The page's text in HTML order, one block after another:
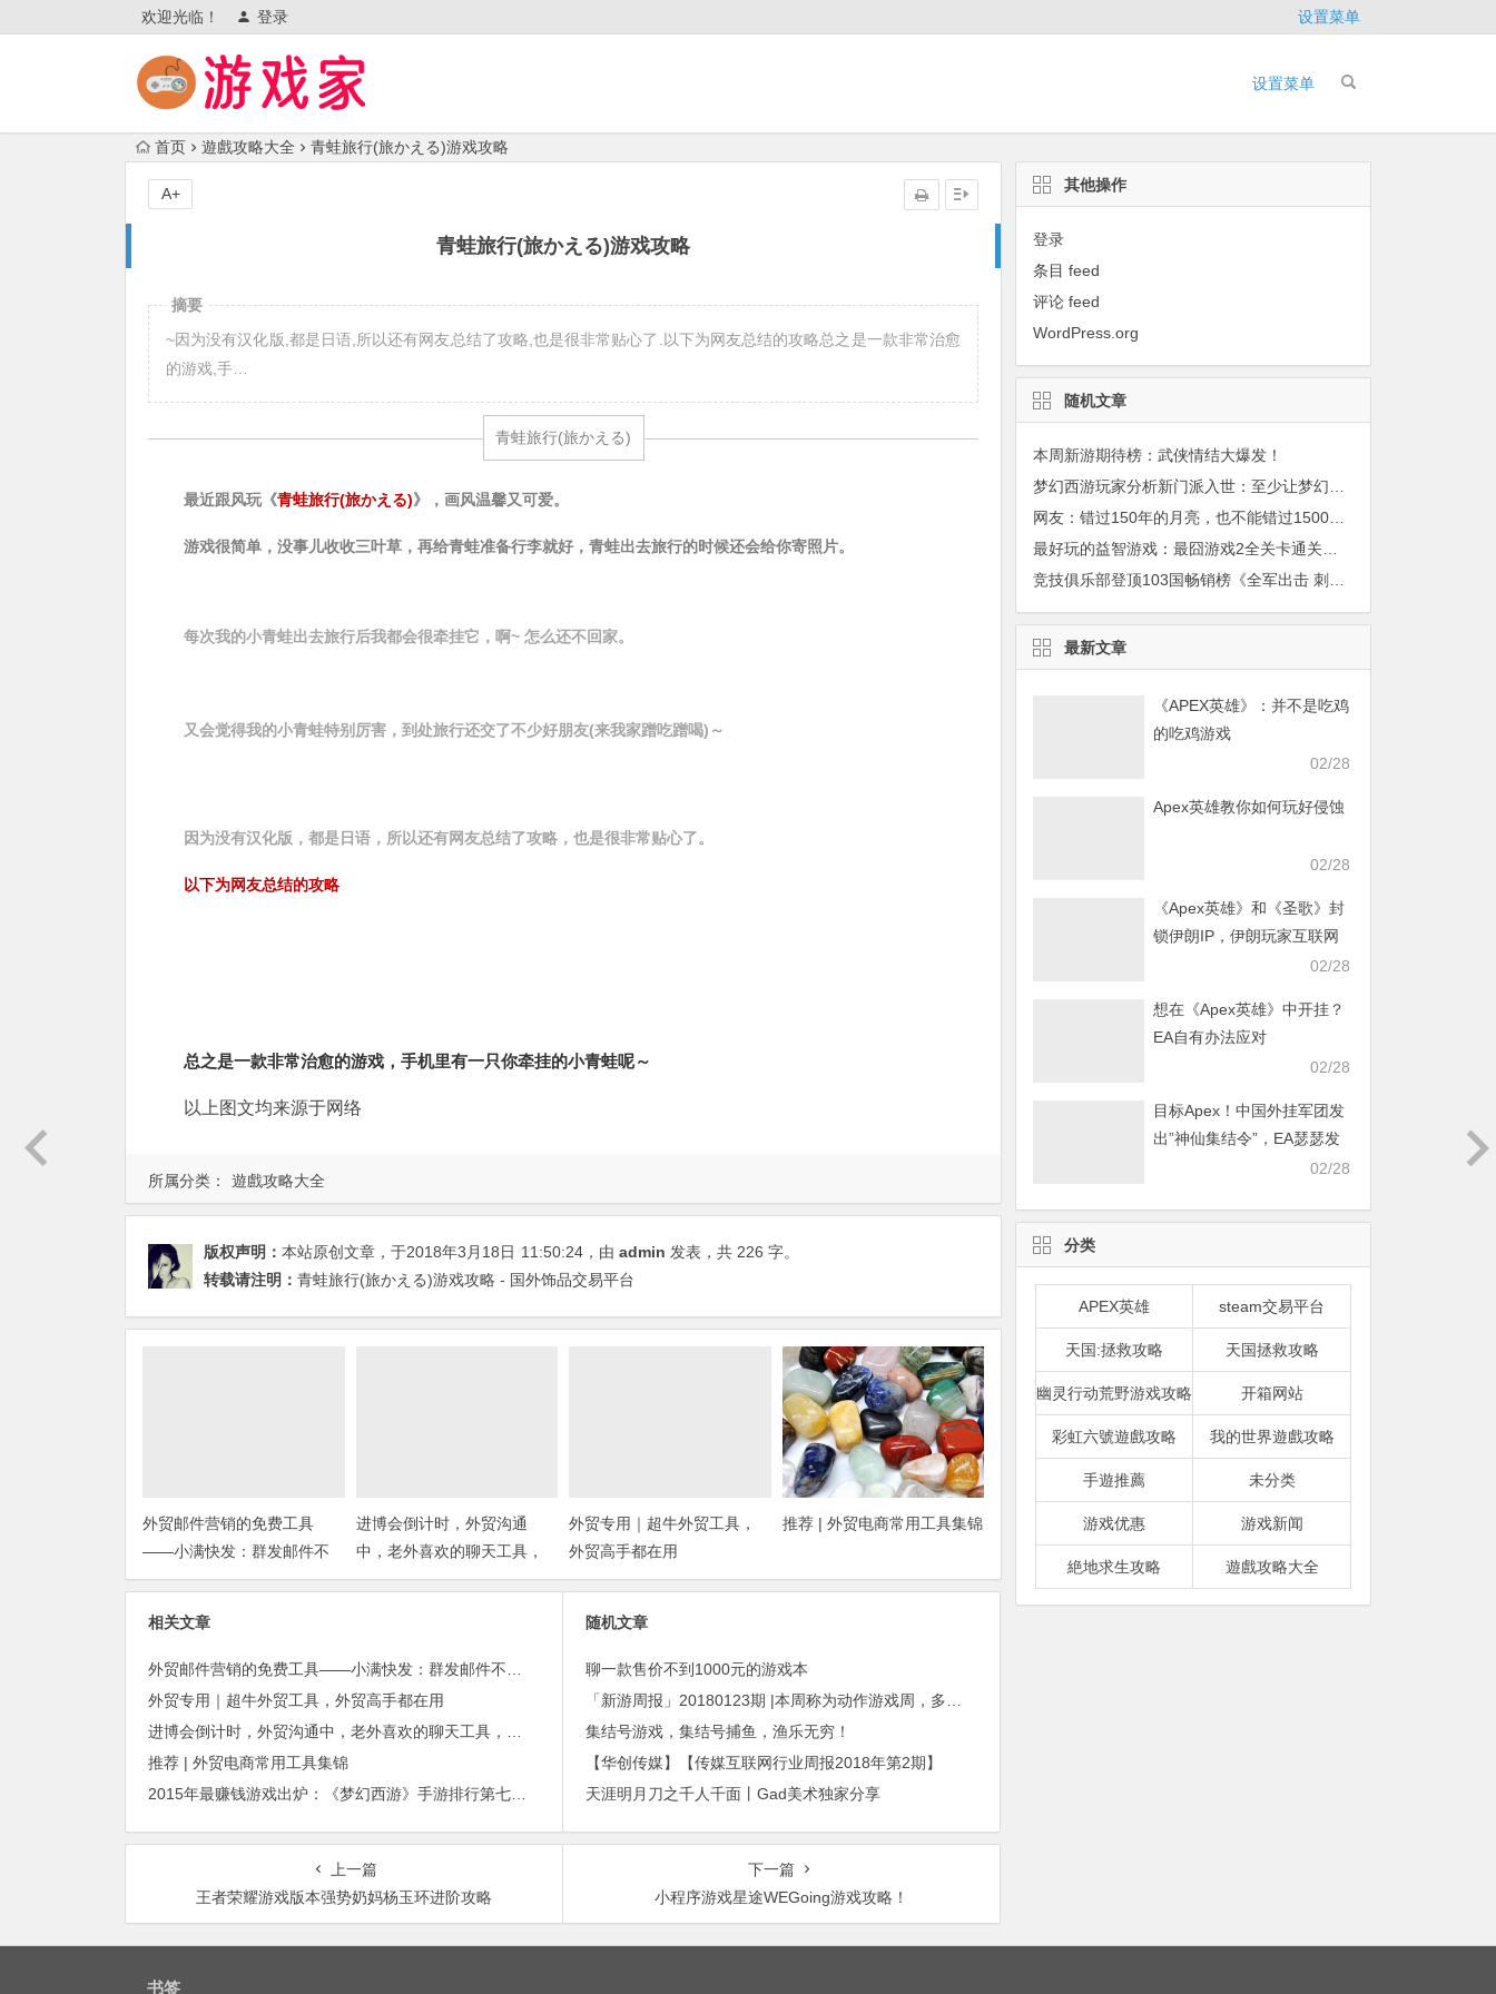
欢迎光临！ 登录 设置菜单
设置菜单
首页 遊戲攻略大全 青蛙旅行(旅かえる)游戏攻略
青蛙旅行(旅かえる)游戏攻略
A+
所属分类： 遊戲攻略大全
摘要
~因为没有汉化版,都是日语,所以还有网友总结了攻略,也是很非常贴心了.以下为网友总结的攻略总之是一款非常治愈
的游戏,手…
青蛙旅行(旅かえる)
最近跟风玩《青蛙旅行(旅かえる)》，画风温馨又可爱。
游戏很简单，没事儿收收三叶草，再给青蛙准备行李就好，青蛙出去旅行的时候还会给你寄照片。
每次我的小青蛙出去旅行后我都会很牵挂它，啊~ 怎么还不回家。
又会觉得我的小青蛙特别厉害，到处旅行还交了不少好朋友(来我家蹭吃蹭喝)～
因为没有汉化版，都是日语，所以还有网友总结了攻略，也是很非常贴心了。
以下为网友总结的攻略
总之是一款非常治愈的游戏，手机里有一只你牵挂的小青蛙呢～
以上图文均来源于网络
版权声明： 本站原创文章，于2018年3月18日 11:50:24 ，由 admin 发表，共 226 字。
转载请注明： 青蛙旅行(旅かえる)游戏攻略 - 国外饰品交易平台
外贸邮件营销的免费工具
——小满快发：群发邮件不
担心IP被封
进博会倒计时，外贸沟通
中，老外喜欢的聊天工具，
你知道几种？
外贸专用｜超牛外贸工具，
外贸高手都在用
推荐 | 外贸电商常用工具集锦
相关文章
外贸专用｜超牛外贸工具，外贸高手都在用
推荐 | 外贸电商常用工具集锦
随机文章
聊一款售价不到1000元的游戏本
集结号游戏，集结号捕鱼，渔乐无穷！
【华创传媒】【传媒互联网行业周报2018年第2期】
天涯明月刀之千人千面丨Gad美术独家分享
上一篇
王者荣耀游戏版本强势奶妈杨玉环进阶攻略
下一篇
小程序游戏星途WEGoing游戏攻略！
其他操作
登录
条目 feed
评论 feed
WordPress.org
随机文章
本周新游期待榜：武侠情结大爆发！
网友：错过150年的月亮，也不能错过1500年难得一遇的美眉！
最新文章
《APEX英雄》：并不是吃鸡
的吃鸡游戏
02/28
Apex英雄教你如何玩好侵蚀
02/28
《Apex英雄》和《圣歌》封
锁伊朗IP，伊朗玩家互联网
02/28
想在《Apex英雄》中开挂？
EA自有办法应对
02/28
目标Apex！中国外挂军团发
出”神仙集结令”，EA瑟瑟发
02/28
分类
APEX英雄 steam交易平台
天国:拯救攻略 天国拯救攻略
幽灵行动荒野游戏攻略 开箱网站
彩虹六號遊戲攻略 我的世界遊戲攻略
手遊推薦 未分类
游戏优惠 游戏新闻
絶地求生攻略 遊戲攻略大全
书签